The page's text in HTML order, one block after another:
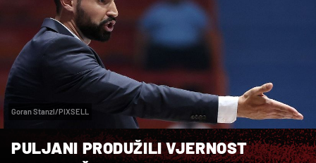
Goran Stanzl/PIXSELL
PULJANI PRODUŽILI VJERNOST